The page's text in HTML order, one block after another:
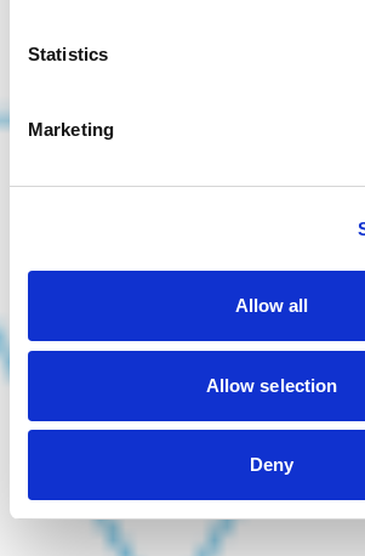
Statistics
Marketing
Allow all
Allow selection
Deny